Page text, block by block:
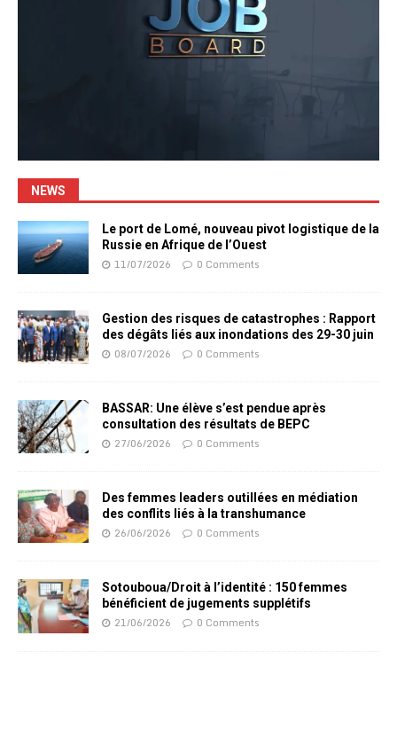
NEWS
Le port de Lomé, nouveau pivot logistique de la
Russie en Afrique de l’Ouest
11/07/2026 0 Comments
Gestion des risques de catastrophes : Rapport
des dégâts liés aux inondations des 29-30 juin
08/07/2026 0 Comments
BASSAR: Une élève s’est pendue après
consultation des résultats de BEPC
27/06/2026 0 Comments
Des femmes leaders outillées en médiation
des conflits liés à la transhumance
26/06/2026 0 Comments
Sotouboua/Droit à l’identité : 150 femmes
bénéficient de jugements supplétifs
21/06/2026 0 Comments